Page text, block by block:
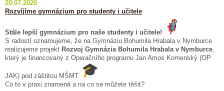
20.07.2026
Rozvíjíme gymnázium pro studenty i učitele
Stále lepší gymnázium pro naše studenty i učitele!
S radostí oznamujeme, že na Gymnáziu Bohumila Hrabala v Nymburce
realizujeme projekt Rozvoj Gymnázia Bohumila Hrabala v Nymburce
který je financovaný z Operačního programu Jan Amos Komenský (OP
JAK) pod záštitou MŠMT.
Co to v praxi znamená a na co se můžete těšit?